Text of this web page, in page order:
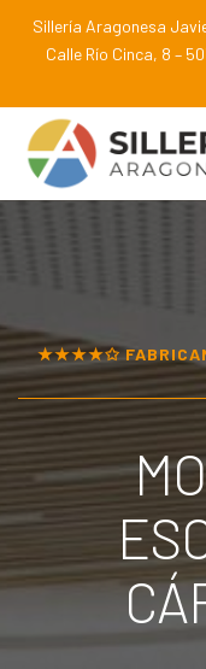
Sillería Aragonesa
Calle Río Cinca, 8 –
★★★★✩